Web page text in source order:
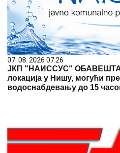
07. 08. 2026 07:26
ЈКП "НАИССУС"
локација у Нишу, могући
водоснабдевању до 15